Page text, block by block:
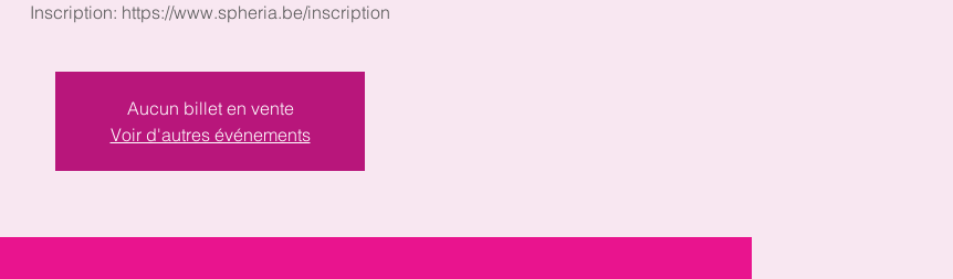
Inscription: https://www.spheria.be/inscription
Aucun billet en vente
Voir d'autres événements